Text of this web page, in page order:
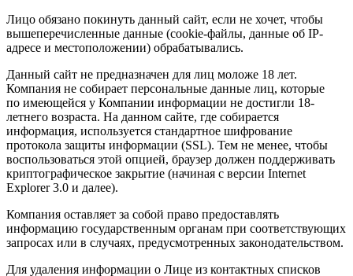
Лицо обязано покинуть данный сайт, если не хочет, чтобы
вышеперечисленные данные (cookie-файлы, данные об IP-
адресе и местоположении) обрабатывались.
Данный сайт не предназначен для лиц моложе 18 лет.
Компания не собирает персональные данные лиц, которые
по имеющейся у Компании информации не достигли 18-
летнего возраста. На данном сайте, где собирается
информация, используется стандартное шифрование
протокола защиты информации (SSL). Тем не менее, чтобы
воспользоваться этой опцией, браузер должен поддерживать
криптографическое закрытие (начиная с версии Internet
Explorer 3.0 и далее).
Компания оставляет за собой право предоставлять
информацию государственным органам при соответствующих
запросах или в случаях, предусмотренных законодательством.
Для удаления информации о Лице из контактных списков